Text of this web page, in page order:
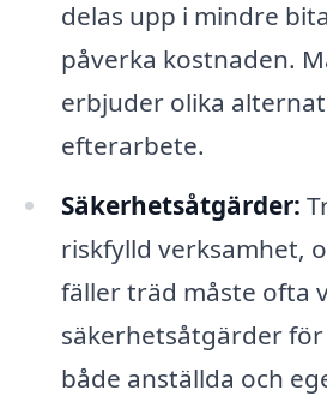
delas upp i mindre
påverka kostnaden.
erbjuder olika
efterarbete.
Säkerhetsåtgärder:
riskfylld verksamhet,
fäller träd måste ofta
säkerhetsåtgärder
både anställda och